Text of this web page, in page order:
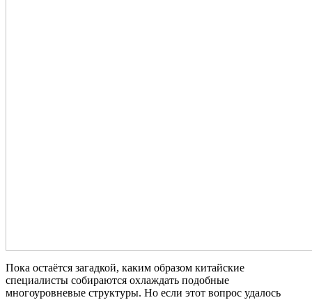
Пока остаётся загадкой, каким образом китайские
специалисты собираются охлаждать подобные
многоуровневые структуры. Но если этот вопрос удалось